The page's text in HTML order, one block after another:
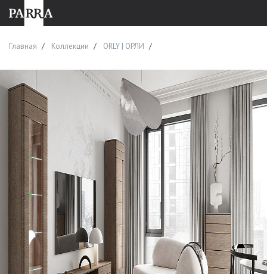
Главная Коллекции ORLY | ОРЛИ